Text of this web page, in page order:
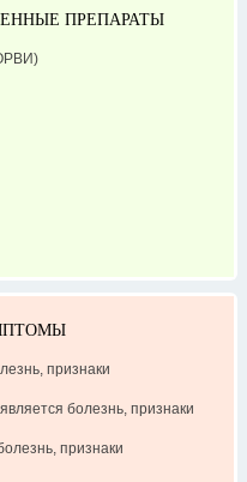
ПРЕПАРАТЫ
признаки
болезнь, признаки
признаки